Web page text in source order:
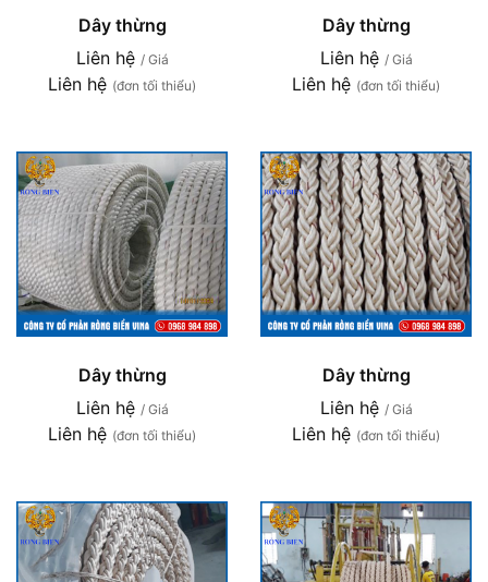
Dây thừng
Liên hệ / Giá
Liên hệ (đơn tối thiểu)
Dây thừng
Liên hệ / Giá
Liên hệ (đơn tối thiểu)
Dây thừng
Liên hệ / Giá
Liên hệ (đơn tối thiểu)
Dây thừng
Liên hệ / Giá
Liên hệ (đơn tối thiểu)